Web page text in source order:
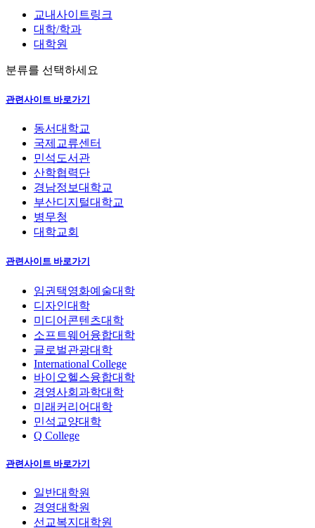
교내사이트링크
대학/학과
대학원
분류를 선택하세요
관련사이트 바로가기
동서대학교
국제교류센터
민석도서관
산학협력단
경남정보대학교
부산디지털대학교
병무청
대학교회
관련사이트 바로가기
임권택영화예술대학
디자인대학
미디어콘텐츠대학
소프트웨어융합대학
글로벌관광대학
International College
바이오헬스융합대학
경영사회과학대학
미래커리어대학
민석교양대학
Q College
관련사이트 바로가기
일반대학원
경영대학원
선교복지대학원